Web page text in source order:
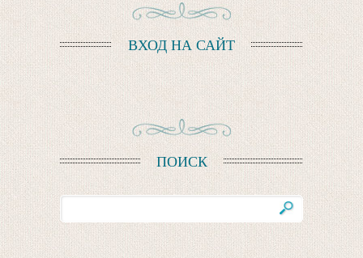
ВХОД НА САЙТ
ПОИСК